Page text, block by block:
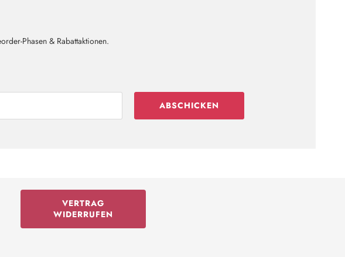
Phasen & Rabattaktionen.
ABSCHICKEN
VERTRAG
WIDERRUFEN